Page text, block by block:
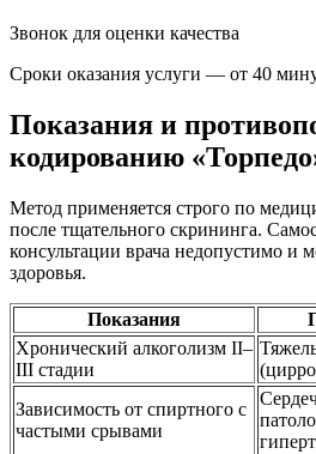
Звонок для оценки качества
Сроки оказания услуги — от 40
Показания и
кодированию
Метод применяется строго по
после тщательного скрининга.
консультации врача недопустимо и
здоровья.
Показания
Хронический алкоголизм II–
III стадии
Зависимость от спиртного с
частыми срывами